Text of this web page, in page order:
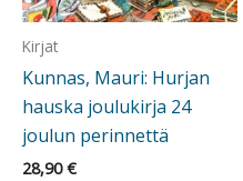
Kirjat
Kunnas, Mauri: Hurjan
hauska joulukirja 24
joulun perinnettä
28,90€